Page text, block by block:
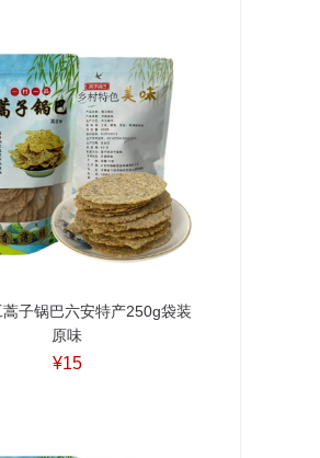
蒿子锅巴六安特产250g袋装
原味
¥15